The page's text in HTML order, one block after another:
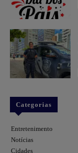
Categorias
Entretenimento
Notícias
Cidades